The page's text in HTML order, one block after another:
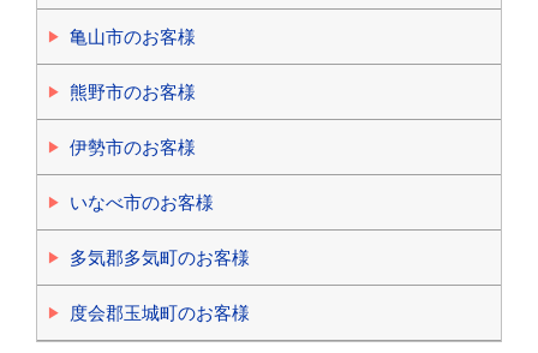
亀山市のお客様
熊野市のお客様
伊勢市のお客様
いなべ市のお客様
多気郡多気町のお客様
度会郡玉城町のお客様